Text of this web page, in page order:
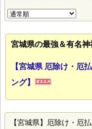
宮城県の最強＆有名神
【宮城県 厄除け・厄
ング】
【宮城県】厄除け・厄